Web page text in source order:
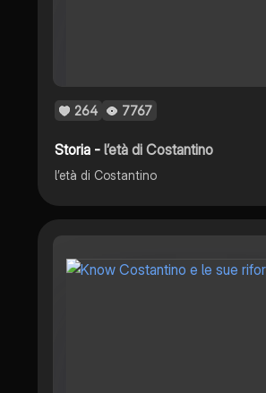
264 7767
Storia -l’età di Costantino
l’età di Costantino